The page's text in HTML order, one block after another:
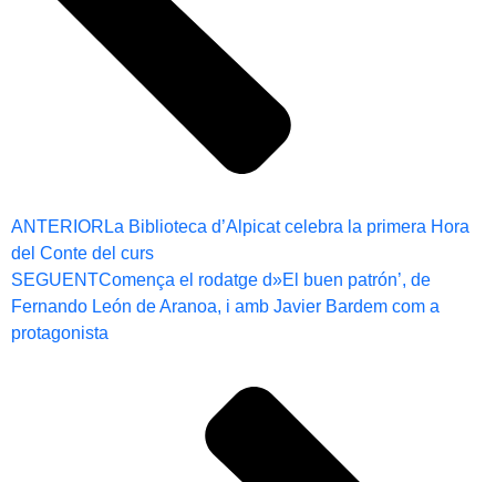
ANTERIOR La Biblioteca d’Alpicat celebra la primera Hora
del Conte del curs
SEGUENTComença el rodatge d»El buen patrón’, de
Fernando León de Aranoa, i amb Javier Bardem com a
protagonista